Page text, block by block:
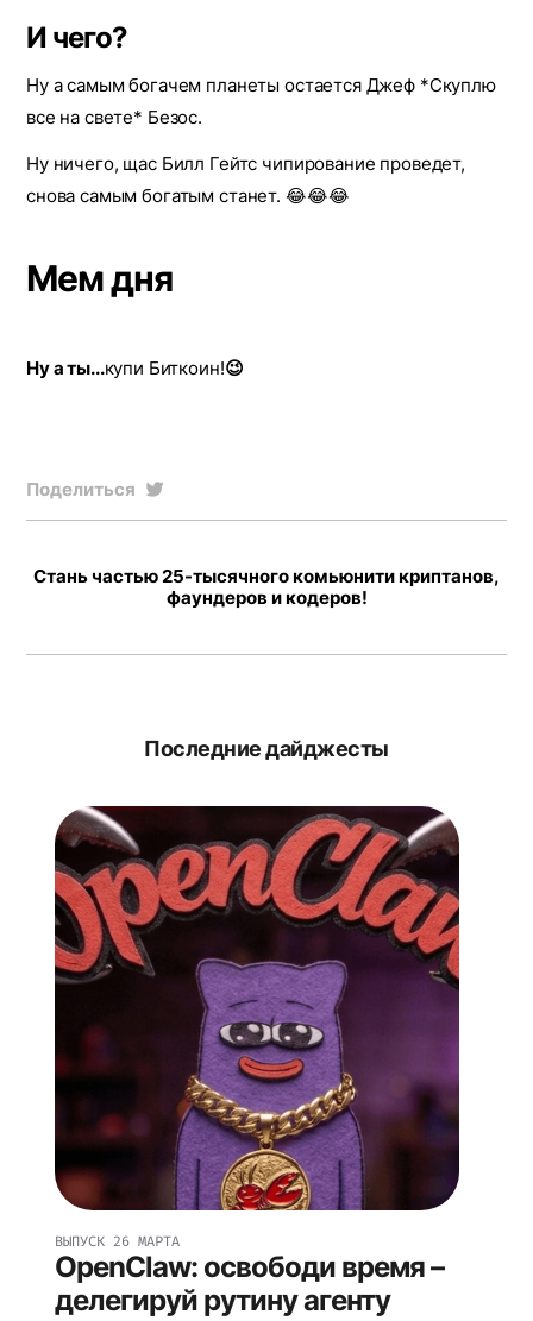
И чего?
Ну а самым богачем планеты остается Джеф *Скуплю
все на свете* Безос.
Ну ничего, щас Билл Гейтс чипирование проведет,
снова самым богатым станет. 😂😂😂
Мем дня
Ну а ты...купи Биткоин!😉
Поделиться
Стань частью 25-тысячного комьюнити криптанов,
фаундеров и кодеров!
Последние дайджесты
ВЫПУСК 26 МАРТА
OpenClaw: освободи время –
делегируй рутину агенту